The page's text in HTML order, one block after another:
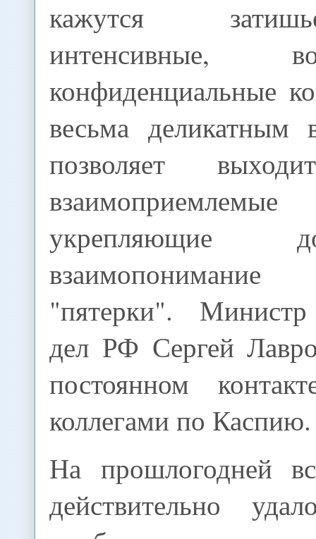
кажутся
интенсивные,
конфиденциальные
весьма деликатным
позволяет
укрепляющие
"пятерки".
дел РФ Сергей
постоянном
коллегами по Каспию.
На прошлогодней
действительно